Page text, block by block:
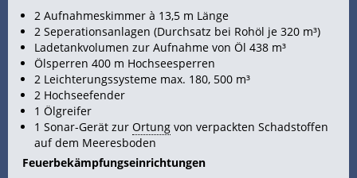
2 Aufnahmeskimmer à 13,5 m Länge
2 Seperationsanlagen (Durchsatz bei Rohöl je 320 m³)
Ladetankvolumen zur Aufnahme von Öl 438 m³
Ölsperren 400 m Hochseesperren
2 Leichterungssysteme max. 180, 500 m³
2 Hochseefender
1 Ölgreifer
1 Sonar-Gerät zur Ortung von verpackten Schadstoffen
auf dem Meeresboden
Feuerbekämpfungseinrichtungen